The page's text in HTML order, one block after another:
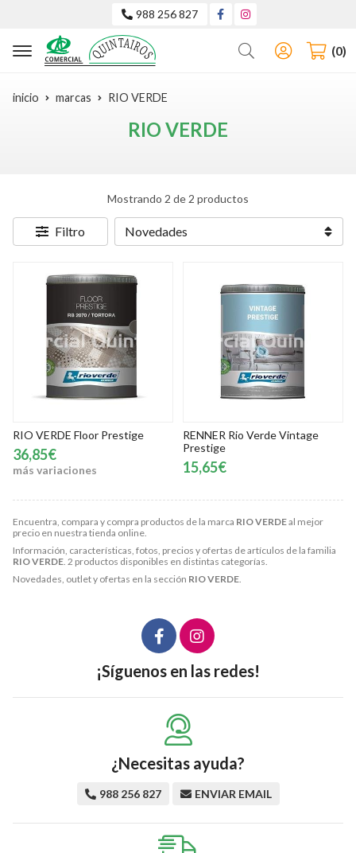
988 256 827
Buscar 0
inicio marcas RIO VERDE
RIO VERDE
Encuentra, compara y compra productos de la marca RIO VERDEal mejor
precio en nuestra tienda online.
Información, características, fotos, precios y ofertas de artículos de la familia
RIO VERDE. 2 productos disponibles en distintas categorías.
Novedades, outlet y ofertas en la sección RIO VERDE.
Mostrando 2 de 2 productos
Filtro
RIO VERDE Floor Prestige
36,85€
más variaciones
RENNER Rio Verde Vintage
Prestige
15,65€
¡Síguenos en las redes!
¿Necesitas ayuda?
988 256 827 ENVIAR EMAIL